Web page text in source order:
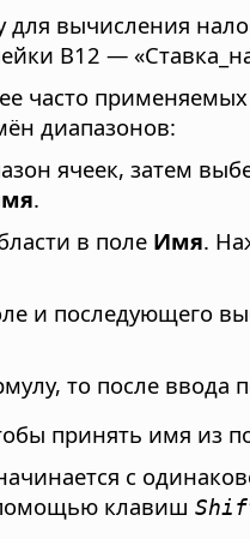
вычисления
B12 —
часто
диапазонов:
ячеек, затем
.
в поле Имя.
и последующего
то после
принять имя из
с
клавиш